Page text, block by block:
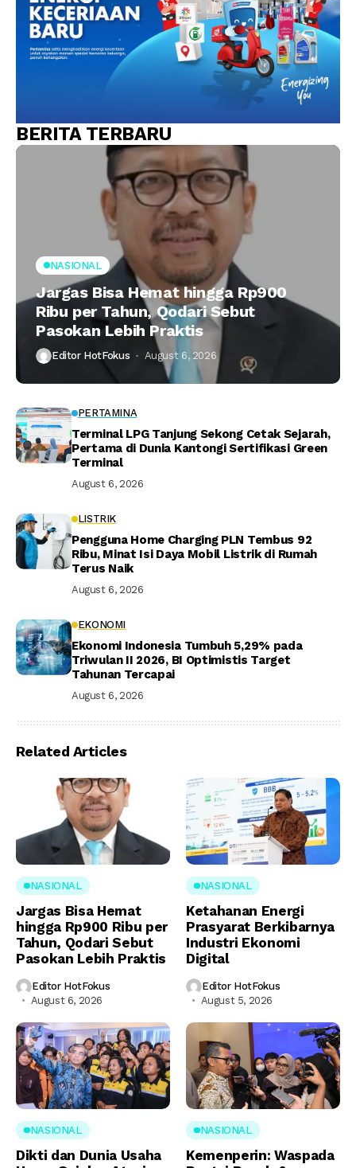
BERITA TERBARU
NASIONAL
Jargas Bisa Hemat hingga Rp900
Ribu per Tahun, Qodari Sebut
Pasokan Lebih Praktis
Editor HotFokus August 6, 2026
PERTAMINA
Terminal LPG Tanjung Sekong Cetak Sejarah,
Pertama di Dunia Kantongi Sertifikasi Green
Terminal
August 6, 2026
LISTRIK
Pengguna Home Charging PLN Tembus 92
Ribu, Minat Isi Daya Mobil Listrik di Rumah
Terus Naik
August 6, 2026
EKONOMI
Ekonomi Indonesia Tumbuh 5,29% pada
Triwulan II 2026, BI Optimistis Target
Tahunan Tercapai
August 6, 2026
Related Articles
NASIONAL
Jargas Bisa Hemat
hingga Rp900 Ribu per
Tahun, Qodari Sebut
Pasokan Lebih Praktis
Editor HotFokus
August 6, 2026
NASIONAL
Ketahanan Energi
Prasyarat Berkibarnya
Industri Ekonomi
Digital
Editor HotFokus
August 5, 2026
NASIONAL
Dikti dan Dunia Usaha
NASIONAL
Kemenperin: Waspada